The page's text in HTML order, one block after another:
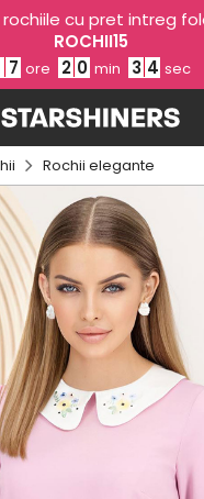
cu pret intreg
ROCHII15
7 ore 2 0 min 3 4 sec
Rochii elegante